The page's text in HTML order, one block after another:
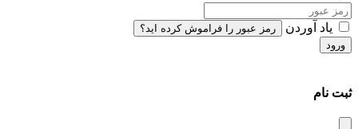
یاد آوردن
رمز عبور را فراموش کرده اید؟
ورود
ثبت نام